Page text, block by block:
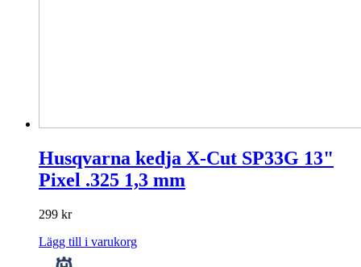
Husqvarna kedja X-Cut SP33G 13"
Pixel .325 1,3 mm
299 kr
Lägg till i varukorg